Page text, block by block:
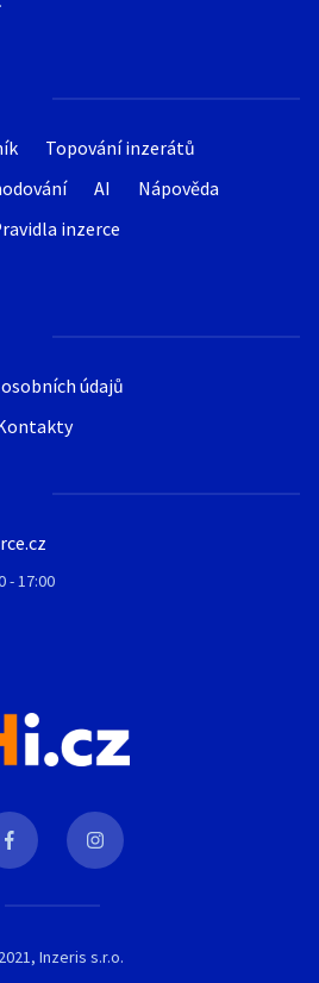
Topování inzerátů
AI
Nápověda
inzerce
údajů
- 17:00
Inzeris s.r.o.